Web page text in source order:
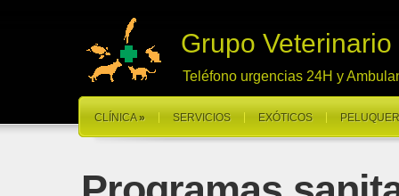
Grupo
Teléfono urgencias 24H y
CLÍNICA » SERVICIOS EXÓTICOS